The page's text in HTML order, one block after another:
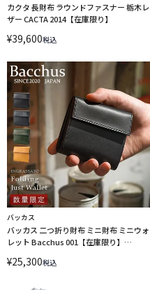
カクタ 長財布 ラウンドファスナー 栃木レ
ザー CACTA 2014【在庫限り】
¥39,600税込
バッカス
バッカス 二つ折り財布 ミニ財布 ミニウォ
レット Bacchus 001【在庫限り】
¥25,300税込